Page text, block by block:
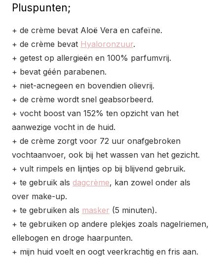
Pluspunten;
+ de crème bevat Aloë Vera en cafeïne.
+ de crème bevat Hyaloronzuur.
+ getest op allergieën en 100% parfumvrij.
+ bevat géén parabenen.
+ niet-acnegeen en bovendien olievrij.
+ de crème wordt snel geabsorbeerd.
+ vocht boost van 152% ten opzicht van het
aanwezige vocht in de huid.
+ de crème zorgt voor 72 uur onafgebroken
vochtaanvoer, ook bij het wassen van het gezicht.
+ vult rimpels en lijntjes op bij blijvend gebruik.
+ te gebruik als dagcrème, kan zowel onder als
over make-up.
+ te gebruiken als masker (5 minuten).
+ te gebruiken op andere plekjes zoals nagelriemen,
ellebogen en droge haarpunten.
+ mijn huid voelt en oogt veerkrachtig en fris aan.